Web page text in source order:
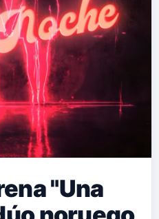
"Una